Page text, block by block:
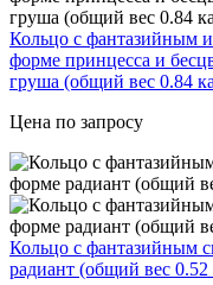
Кольцо с фантазийным
форме принцесса и
груша (общий вес 0.84
Цена по запросу
Кольцо с фантазийным
радиант (общий вес 0.52